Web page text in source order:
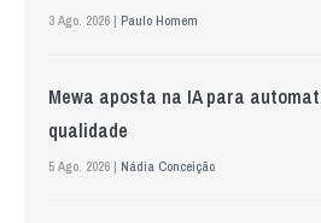
3 Ago. 2026 | Paulo Homem
Mewa aposta na IA para
qualidade
5 Ago. 2026 | Nádia Conceição